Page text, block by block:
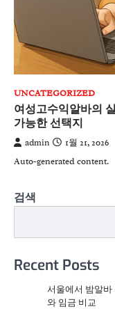
UNCATEGORIZED
여성고수익알바의
가능한 선택지
admin
1월 21, 2026
Auto-generated content.
검색
Recent Posts
서울에서 밤알바
와 임금 비교